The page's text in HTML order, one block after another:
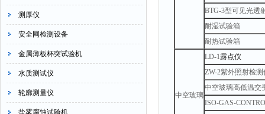
测厚仪
安全网检测设备
金属薄板杯突试验机
水质测试仪
轮廓测量仪
盐雾腐蚀试验机
BTG-3型可见光透
耐湿试验箱
耐热试验箱
中空玻璃
LD-1露点仪
ZW-2紫外照射检测
中空玻璃高低温交
ISO-GAS-